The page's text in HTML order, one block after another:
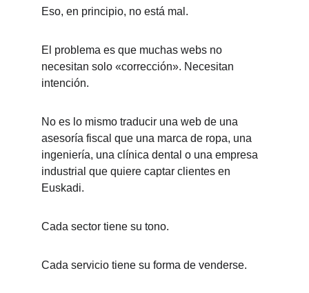
Eso, en principio, no está mal.
El problema es que muchas webs no
necesitan solo «corrección». Necesitan
intención.
No es lo mismo traducir una web de una
asesoría fiscal que una marca de ropa, una
ingeniería, una clínica dental o una empresa
industrial que quiere captar clientes en
Euskadi.
Cada sector tiene su tono.
Cada servicio tiene su forma de venderse.